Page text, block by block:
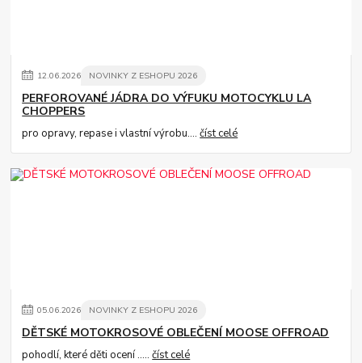
12.06.2026 NOVINKY Z ESHOPU 2026
PERFOROVANÉ JÁDRA DO VÝFUKU MOTOCYKLU LA
CHOPPERS
pro opravy, repase i vlastní výrobu....číst celé
05.06.2026 NOVINKY Z ESHOPU 2026
DĚTSKÉ MOTOKROSOVÉ OBLEČENÍ MOOSE OFFROAD
pohodlí, které děti ocení .....číst celé